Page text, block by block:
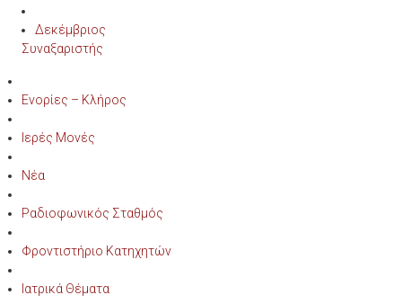
Δεκέμβριος
Συναξαριστής
Ενορίες – Κλήρος
Ιερές Μονές
Νέα
Ραδιοφωνικός Σταθμός
Φροντιστήριο Κατηχητών
Ιατρικά Θέματα